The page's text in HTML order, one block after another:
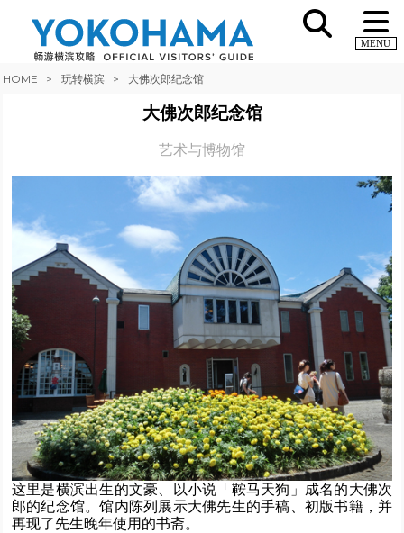
MENU
HOME 玩转横滨 大佛次郎纪念馆
大佛次郎纪念馆
艺术与博物馆
这里是横滨出生的文豪、以小说「鞍马天狗」成名的大佛次
郎的纪念馆。馆内陈列展示大佛先生的手稿、初版书籍，并
再现了先生晚年使用的书斋。